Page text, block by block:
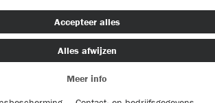
Accepteer alles
Alles afwijzen
Meer info